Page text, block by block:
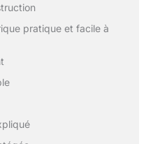
pratique et facile à